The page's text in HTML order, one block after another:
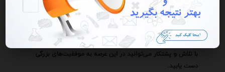
به یاد داشته باشید که تبلیغات بنری یک فرآیند مستمر است.
برای دستیابی به نتایج مطلوب باید به طور مداوم کمپین‌های خود
را بهینه‌سازی کنید و از ابزارهای تحلیل CTR به عنوان راهنمایی
ارزشمند در این مسیر استفاده کنید.
با تلاش و پشتکار می‌توانید در این عرصه به موفقیت‌های بزرگی
دست یابید.